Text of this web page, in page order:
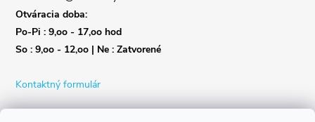
Otváracia doba:
Po-Pi : 9,oo - 17,oo hod
So : 9,oo - 12,oo | Ne : Zatvorené
Kontaktný formulár